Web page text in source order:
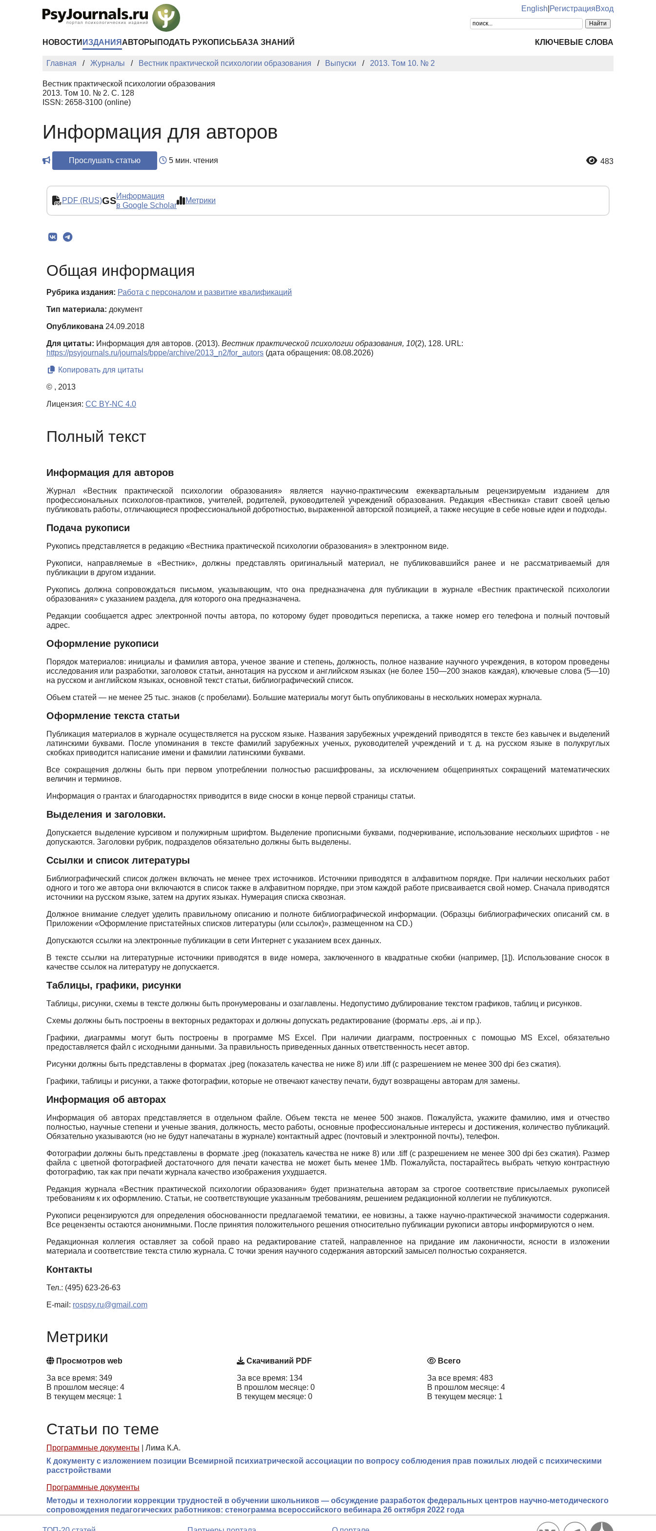
English РегистрацияВход
НОВОСТИ ИЗДАНИЯ АВТОРЫ ПОДАТЬ РУКОПИСЬ БАЗА ЗНАНИЙ КЛЮЧЕВЫЕ СЛОВА
Главная Журналы Вестник практической психологии образования Выпуски 2013. Том 10. № 2
Вестник практической психологии образования
2013. Том 10. № 2. С. 128
ISSN: 2658-3100 (online)
Информация для авторов
Прослушать статью 5 мин. чтения 483
PDF (RUS)GSИнформация
в Google Scholar
Метрики
Общая информация
Рубрика издания: Работа с персоналом и развитие квалификаций
Тип материала: документ
Опубликована 24.09.2018
Для цитаты: Информация для авторов. (2013). Вестник практической психологии образования, 10(2), 128. URL:
https://psyjournals.ru/journals/bppe/archive/2013_n2/for_autors (дата обращения: 08.08.2026)
Копировать для цитаты
© , 2013
Лицензия: CC BY-NC 4.0
Полный текст
Информация для авторов
Журнал «Вестник практической психологии образования» является научно-практическим ежеквартальным рецензируемым изданием для
профессиональных психологов-практиков, учителей, родителей, руководителей учреждений образования. Редакция «Вестника» ставит своей целью
публиковать работы, отличающиеся профессиональной добротностью, выраженной авторской позицией, а также несущие в себе новые идеи и подходы.
Подача рукописи
Рукопись представляется в редакцию «Вестника практической психологии образования» в электронном виде.
Рукописи, направляемые в «Вестник», должны представлять оригинальный материал, не публиковавшийся ранее и не рассматриваемый для
публикации в другом издании.
Рукопись должна сопровождаться письмом, указывающим, что она предназначена для публикации в журнале «Вестник практической психологии
образования» с указанием раздела, для которого она предназначена.
Редакции сообщается адрес электронной почты автора, по которому будет проводиться переписка, а также номер его телефона и полный почтовый
адрес.
Оформление рукописи
Порядок материалов: инициалы и фамилия автора, ученое звание и степень, должность, полное название научного учреждения, в котором проведены
исследования или разработки, заголовок статьи, аннотация на русском и английском языках (не более 150—200 знаков каждая), ключевые слова (5—10)
на русском и английском языках, основной текст статьи, библиографический список.
Объем статей — не менее 25 тыс. знаков (с пробелами). Большие материалы могут быть опубликованы в нескольких номерах журнала.
Оформление текста статьи
Публикация материалов в журнале осуществляется на русском языке. Названия зарубежных учреждений приводятся в тексте без кавычек и выделений
латинскими буквами. После упоминания в тексте фамилий зарубежных ученых, руководителей учреждений и т. д. на русском языке в полукруглых
скобках приводится написание имени и фамилии латинскими буквами.
Все сокращения должны быть при первом употреблении полностью расшифрованы, за исключением общепринятых сокращений математических
величин и терминов.
Информация о грантах и благодарностях приводится в виде сноски в конце первой страницы статьи.
Выделения и заголовки.
Допускается выделение курсивом и полужирным шрифтом. Выделение прописными буквами, подчеркивание, использование нескольких шрифтов - не
допускаются. Заголовки рубрик, подразделов обязательно должны быть выделены.
Ссылки и список литературы
Библиографический список должен включать не менее трех источников. Источники приводятся в алфавитном порядке. При наличии нескольких работ
одного и того же автора они включаются в список также в алфавитном порядке, при этом каждой работе присваивается свой номер. Сначала приводятся
источники на русском языке, затем на других языках. Нумерация списка сквозная.
Должное внимание следует уделить правильному описанию и полноте библиографической информации. (Образцы библиографических описаний см. в
Приложении «Оформление пристатейных списков литературы (или ссылок)», размещенном на CD.)
Допускаются ссылки на электронные публикации в сети Интернет с указанием всех данных.
В тексте ссылки на литературные источники приводятся в виде номера, заключенного в квадратные скобки (например, [1]). Использование сносок в
качестве ссылок на литературу не допускается.
Таблицы, графики, рисунки
Таблицы, рисунки, схемы в тексте должны быть пронумерованы и озаглавлены. Недопустимо дублирование текстом графиков, таблиц и рисунков.
Схемы должны быть построены в векторных редакторах и должны допускать редактирование (форматы .eps, .ai и пр.).
Графики, диаграммы могут быть построены в программе MS Excel . При наличии диаграмм, построенных с помощью MS Excel,обязательно
предоставляется файл с исходными данными. За правильность приведенных данных ответственность несет автор.
Рисунки должны быть представлены в форматах .jpeg (показатель качества не ниже 8) или .tiff(с разрешением не менее 300 dpi без сжатия).
Графики, таблицы и рисунки, а также фотографии, которые не отвечают качеству печати, будут возвращены авторам для замены.
Информация об авторах
Информация об авторах представляется в отдельном файле. Объем текста не менее 500 знаков. Пожалуйста, укажите фамилию, имя и отчество
полностью, научные степени и ученые звания, должность, место работы, основные профессиональные интересы и достижения, количество публикаций.
Обязательно указываются (но не будут напечатаны в журнале) контактный адрес (почтовый и электронной почты), телефон.
Фотографии должны быть представлены в формате .jpeg (показатель качества не ниже 8) или .tiff (с разрешением не менее 300 dpi без сжатия). Размер
файла с цветной фотографией достаточного для печати качества не может быть менее 1Mb. Пожалуйста, постарайтесь выбрать четкую контрастную
фотографию, так как при печати журнала качество изображения ухудшается.
Редакция журнала «Вестник практической психологии образования» будет признательна авторам за строгое соответствие присылаемых рукописей
требованиям к их оформлению. Статьи, не соответствующие указанным требованиям, решением редакционной коллегии не публикуются.
Рукописи рецензируются для определения обоснованности предлагаемой тематики, ее новизны, а также научно-практической значимости содержания.
Все рецензенты остаются анонимными. После принятия положительного решения относительно публикации рукописи авторы информируются о нем.
Редакционная коллегия оставляет за собой право на редактирование статей, направленное на придание им лаконичности, ясности в изложении
материала и соответствие текста стилю журнала. С точки зрения научного содержания авторский замысел полностью сохраняется.
Контакты
Тел.: (495) 623-26-63
E-mail: rospsy.ru@gmail.com
Метрики
Просмотров web
За все время: 349
В прошлом месяце: 4
В текущем месяце: 1
Скачиваний PDF
За все время: 134
В прошлом месяце: 0
В текущем месяце: 0
Всего
За все время: 483
В прошлом месяце: 4
В текущем месяце: 1
Статьи по теме
Программные документы
Лима К.А.
К документу с изложением позиции Всемирной психиатрической ассоциации по вопросу соблюдения прав пожилых людей с психическими
расстройствами
Программные документы
Методы и технологии коррекции трудностей в обучении школьников — обсуждение разработок федеральных центров научно-методического
сопровождения педагогических работников: стенограмма всероссийского вебинара 26 октября 2022 года